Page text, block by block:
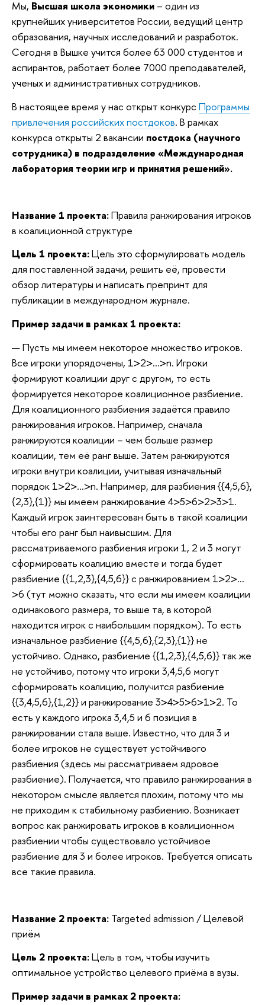
Мы, Высшая школа экономики – один из
крупнейших университетов России, ведущий центр
образования, научных исследований и разработок.
Сегодня в Вышке учится более 63 000 студентов и
аспирантов, работает более 7000 преподавателей,
ученых и административных сотрудников.
В настоящее время у нас открыт конкурс Программы
привлечения российских постдоков. В рамках
конкурса открыты 2 вакансии постдока (научного
сотрудника) в подразделение «Международная
лаборатория теории игр и принятия решений».
Название 1 проекта:Правила ранжирования игроков
в коалиционной структуре
Цель 1 проекта:Цель это сформулировать модель
для поставленной задачи, решить её, провести
обзор литературы и написать препринт для
публикации в международном журнале.
Пример задачи в рамках 1 проекта:
Пусть мы имеем некоторое множество игроков.
Все игроки упорядочены, 1>2>…>n. Игроки
формируют коалиции друг с другом, то есть
формируется некоторое коалиционное разбиение.
Для коалиционного разбиения задаётся правило
ранжирования игроков. Например, сначала
ранжируются коалиции – чем больше размер
коалиции, тем её ранг выше. Затем ранжируются
игроки внутри коалиции, учитывая изначальный
порядок 1>2>…>n. Например, для разбиения {{4,5,6},
{2,3},{1}} мы имеем ранжирование 4>5>6>2>3>1.
Каждый игрок заинтересован быть в такой коалиции
чтобы его ранг был наивысшим. Для
рассматриваемого разбиения игроки 1, 2 и 3 могут
сформировать коалицию вместе и тогда будет
разбиение {{1,2,3},{4,5,6}} с ранжированием 1>2>…
>6 (тут можно сказать, что если мы имеем коалиции
одинакового размера, то выше та, в которой
находится игрок с наибольшим порядком). То есть
изначальное разбиение {{4,5,6},{2,3},{1}} не
устойчиво. Однако, разбиение {{1,2,3},{4,5,6}} так же
не устойчиво, потому что игроки 3,4,5,6 могут
сформировать коалицию, получится разбиение
{{3,4,5,6},{1,2}} и ранжирование 3>4>5>6>1>2. То
есть у каждого игрока 3,4,5 и 6 позиция в
ранжировании стала выше. Известно, что для 3 и
более игроков не существует устойчивого
разбиения (здесь мы рассматриваем ядровое
разбиение). Получается, что правило ранжирования в
некотором смысле является плохим, потому что мы
не приходим к стабильному разбиению. Возникает
вопрос как ранжировать игроков в коалиционном
разбиении чтобы существовало устойчивое
разбиение для 3 и более игроков. Требуется описать
все такие правила.
Название 2 проекта: Targeted admission / Целевой
приём
Цель 2 проекта:Цель в том, чтобы изучить
оптимальное устройство целевого приёма в вузы.
Пример задачи в рамках 2 проекта: